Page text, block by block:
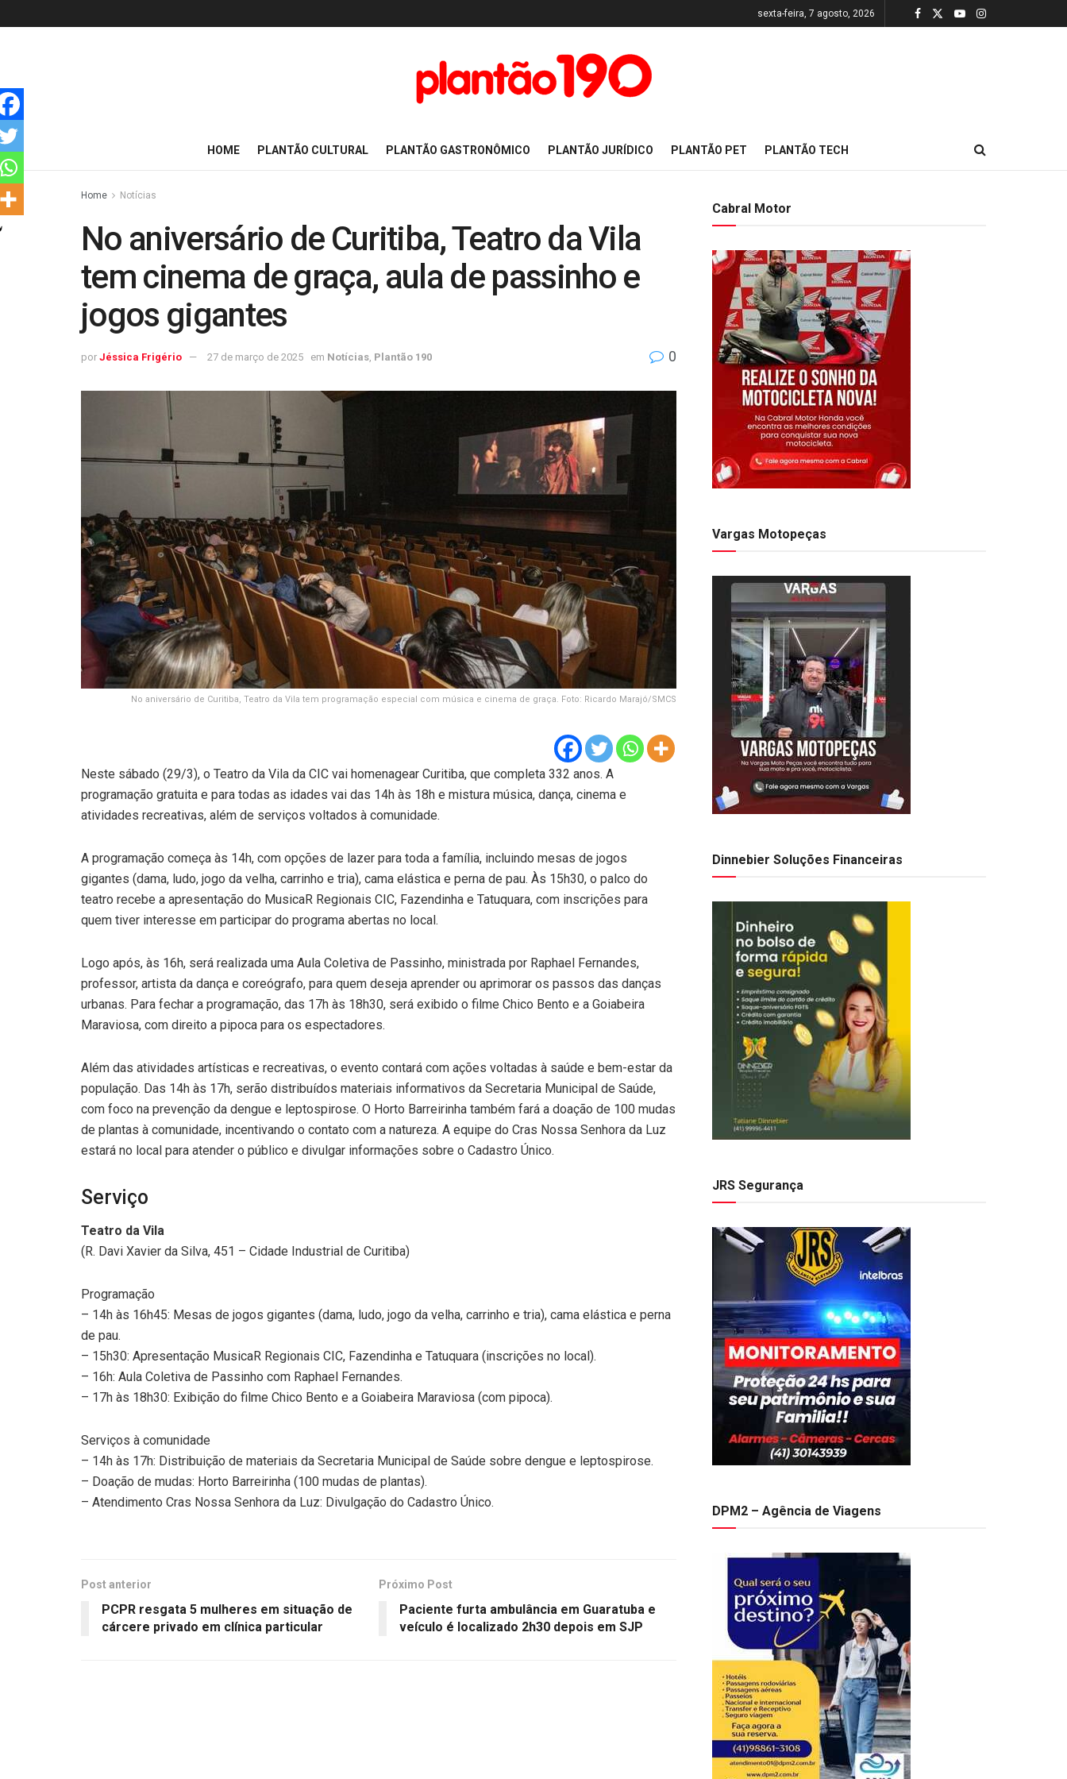
sexta-feira, 7 agosto, 2026
HOME PLANTÃO CULTURAL PLANTÃO GASTRONÔMICO PLANTÃO JURÍDICO PLANTÃO PET PLANTÃO TECH
Home Notícias
No aniversário de Curitiba, Teatro da Vila
tem cinema de graça, aula de passinho e
jogos gigantes
por Jéssica Frigério 27 de março de 2025 em Notícias Plantão 190 0
No aniversário de Curitiba, Teatro da Vila tem programação especial com música e cinema de graça. Foto: Ricardo Marajó/SMCS
Neste sábado (29/3), o Teatro da Vila da CIC vai homenagear Curitiba, que completa 332 anos. A
programação gratuita e para todas as idades vai das 14h às 18h e mistura música, dança, cinema e
atividades recreativas, além de serviços voltados à comunidade.
A programação começa às 14h, com opções de lazer para toda a família, incluindo mesas de jogos
gigantes (dama, ludo, jogo da velha, carrinho e tria), cama elástica e perna de pau. Às 15h30, o palco do
teatro recebe a apresentação do MusicaR Regionais CIC, Fazendinha e Tatuquara, com inscrições para
quem tiver interesse em participar do programa abertas no local.
Logo após, às 16h, será realizada uma Aula Coletiva de Passinho, ministrada por Raphael Fernandes,
professor, artista da dança e coreógrafo, para quem deseja aprender ou aprimorar os passos das danças
urbanas. Para fechar a programação, das 17h às 18h30, será exibido o filme Chico Bento e a Goiabeira
Maraviosa, com direito a pipoca para os espectadores.
Além das atividades artísticas e recreativas, o evento contará com ações voltadas à saúde e bem-estar da
população. Das 14h às 17h, serão distribuídos materiais informativos da Secretaria Municipal de Saúde,
com foco na prevenção da dengue e leptospirose. O Horto Barreirinha também fará a doação de 100 mudas
de plantas à comunidade, incentivando o contato com a natureza. A equipe do Cras Nossa Senhora da Luz
estará no local para atender o público e divulgar informações sobre o Cadastro Único.
Serviço
Teatro da Vila
(R. Davi Xavier da Silva, 451 – Cidade Industrial de Curitiba)
Programação
– 14h às 16h45: Mesas de jogos gigantes (dama, ludo, jogo da velha, carrinho e tria), cama elástica e perna
de pau.
– 15h30: Apresentação MusicaR Regionais CIC, Fazendinha e Tatuquara (inscrições no local).
– 16h: Aula Coletiva de Passinho com Raphael Fernandes.
– 17h às 18h30: Exibição do filme Chico Bento e a Goiabeira Maraviosa (com pipoca).
Serviços à comunidade
– 14h às 17h: Distribuição de materiais da Secretaria Municipal de Saúde sobre dengue e leptospirose.
– Doação de mudas: Horto Barreirinha (100 mudas de plantas).
– Atendimento Cras Nossa Senhora da Luz: Divulgação do Cadastro Único.
Post anterior
PCPR resgata 5 mulheres em situação de
cárcere privado em clínica particular
Próximo Post
Paciente furta ambulância em Guaratuba e
veículo é localizado 2h30 depois em SJP
Cabral Motor
Vargas Motopeças
Dinnebier Soluções Financeiras
JRS Segurança
DPM2 – Agência de Viagens